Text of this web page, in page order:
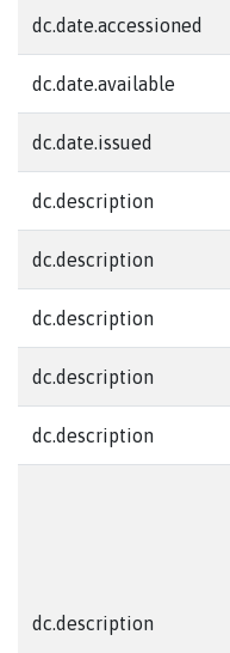
dc.date.accessioned
dc.date.available
dc.date.issued
dc.description
dc.description
dc.description
dc.description
dc.description
dc.description